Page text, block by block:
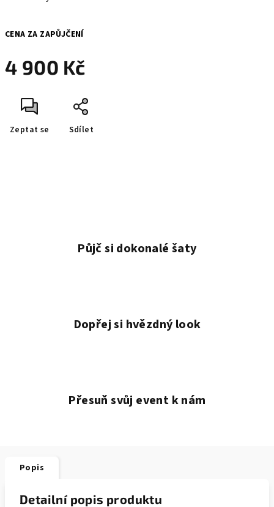
4 900 Kč
cena:
CENA ZA ZAPŮJČENÍ
Zeptat se Sdílet
Půjč si dokonalé šaty
Dopřej si hvězdný look
Přesuň svůj event k nám
Popis
Detailní popis produktu